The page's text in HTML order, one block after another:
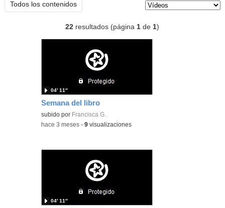
Todos los contenidos
22 resultados (página1 de1)
Semana del libro
subido por Francisca G.
04′ 11″
-hace 3 meses -9 visualizaciones
04′ 11″